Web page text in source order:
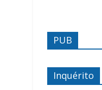
PUB
Inquérito